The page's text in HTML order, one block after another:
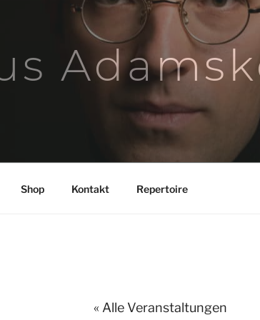
Shop Kontakt Repertoire
« Alle Veranstaltungen